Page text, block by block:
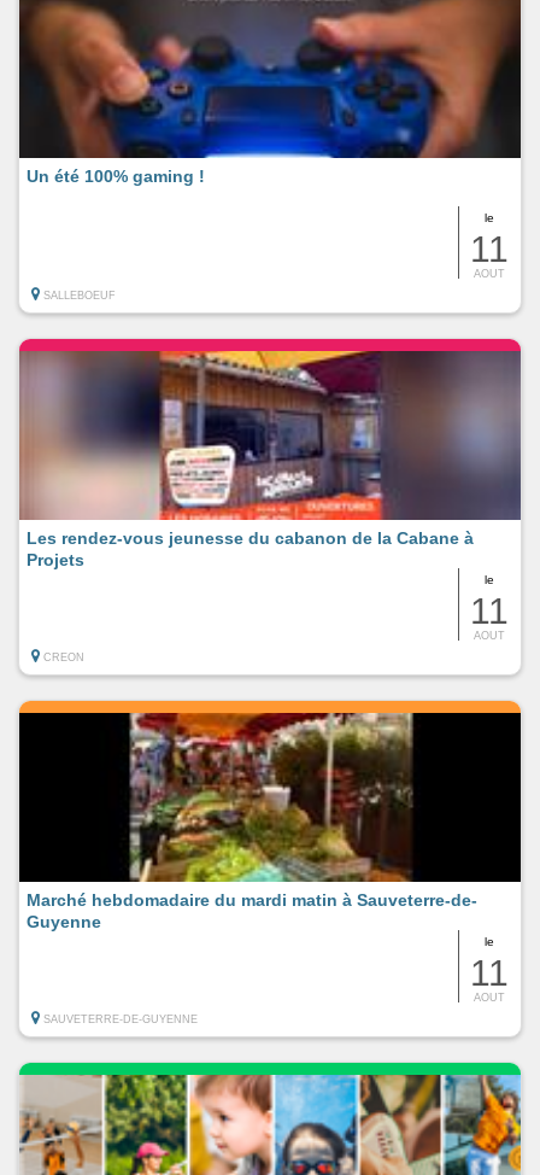
le
11
AOUT
Un été 100% gaming !
SALLEBOEUF
le
11
AOUT
Les rendez-vous jeunesse du cabanon de la Cabane à
Projets
CREON
le
11
AOUT
Marché hebdomadaire du mardi matin à Sauveterre-de-
Guyenne
SAUVETERRE-DE-GUYENNE